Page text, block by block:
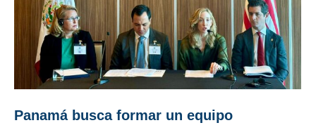
Panamá busca formar un equipo